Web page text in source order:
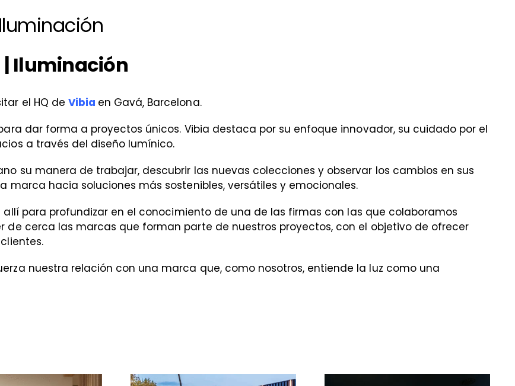
Iluminación
el HQ de Vibia en Gavá, Barcelona.
dar forma a proyectos únicos. Vibia destaca por su enfoque innovador, su cuidado por el
a través del diseño lumínico.
su manera de trabajar, descubrir las nuevas colecciones y observar los cambios en sus
marca hacia soluciones más sostenibles, versátiles y emocionales.
allí para profundizar en el conocimiento de una de las firmas con las que colaboramos
de cerca las marcas que forman parte de nuestros proyectos, con el objetivo de ofrecer
nuestra relación con una marca que, como nosotros, entiende la luz como una